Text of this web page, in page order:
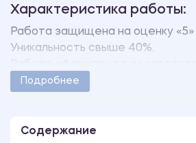
Характеристика работы:
Работа защищена на оценку
Уникальность свыше 40%.
методическими указаниями
Подробнее
Содержание